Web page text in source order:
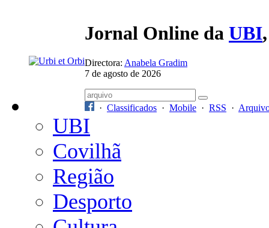
Jornal Online da UBI
Directora: Anabela Gradim
7 de agosto de 2026
· Classificados · Mobile · RSS ·
UBI
Covilhã
Região
Desporto